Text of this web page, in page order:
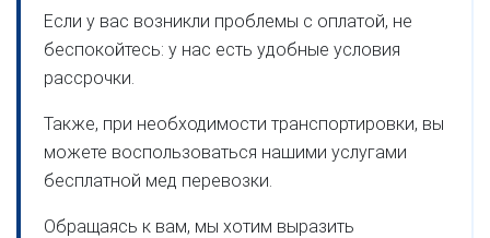
Если у вас возникли проблемы с оплатой, не
беспокойтесь: у нас есть удобные условия
рассрочки.
Также, при необходимости транспортировки, вы
можете воспользоваться нашими услугами
бесплатной мед перевозки.
Обращаясь к вам, мы хотим выразить